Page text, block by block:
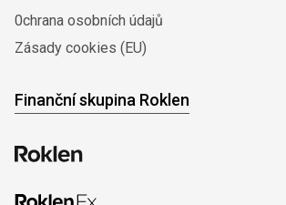
0chrana osobních údajů
Zásady cookies (EU)
Finanční skupina Roklen